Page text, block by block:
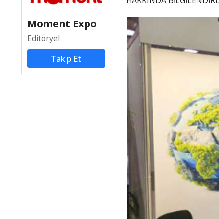
Moment Expo
Editöryel
Takip Et